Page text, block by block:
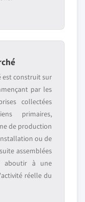
est construit sur
par les
collectées
primaires,
de production
ou de
assemblées
aboutir à une
réelle du